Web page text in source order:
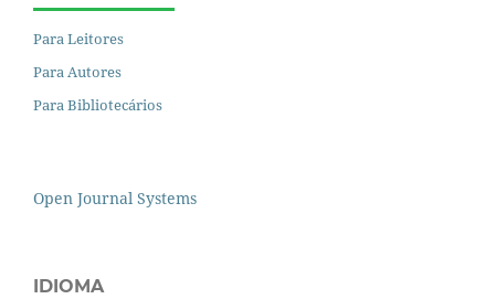
Para Leitores
Para Autores
Para Bibliotecários
Open Journal Systems
IDIOMA